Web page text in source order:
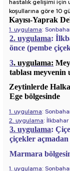
hastalık gelişimi için
koşullarına göre 10
Kayısı-Yaprak
1. uygulama:
2. uygulama:
önce (pembe
3. uygulama:
tablası meyvenin
Zeytinlerde
Ege bölgesinde
1. uygulama:
2. uygulama:
3. uygulama:
çiçekler açmadan
Marmara
1. uygulama: